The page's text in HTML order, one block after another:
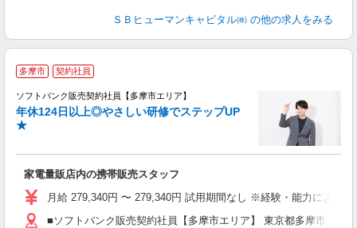
ＳＢヒューマンキャピタル㈱ の他の求人をみる
多摩市 契約社員
ソフトバンク販売契約社員【多摩市エリア】
年休124日以上◎やさしい研修でステップUP
★
家電量販店内の携帯販売スタッフ
月給 279,340円 〜 279,340円 試用期間なし ※経験・能力による
■ソフトバンク販売契約社員【多摩市エリア】 東京都多摩市